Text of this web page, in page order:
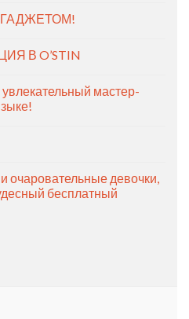
В O’STIN
мастер-
очаровательные девочки,
бесплатный